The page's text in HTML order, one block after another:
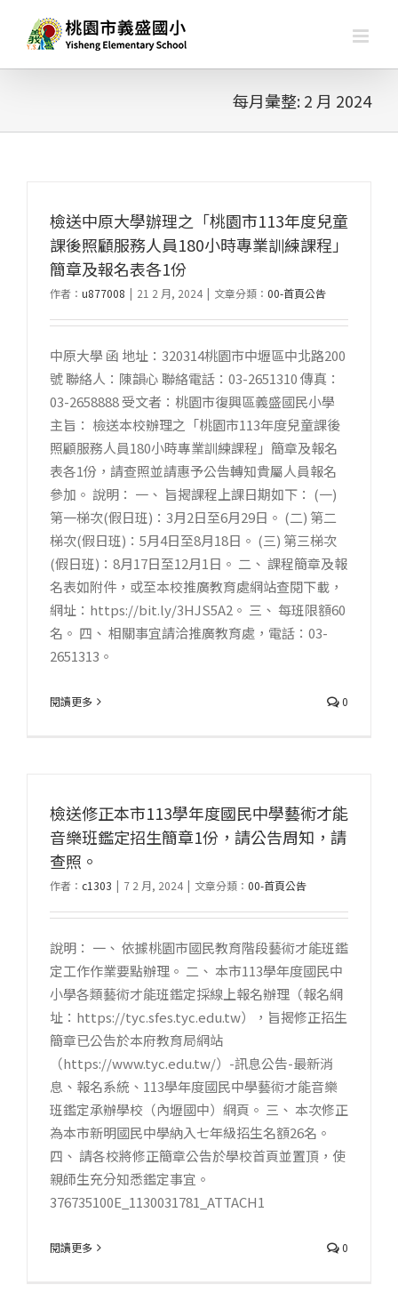
每月彙整:2 月 2024
檢送中原大學辦理之「桃園市113年度兒童
課後照顧服務人員180小時專業訓練課程」
簡章及報名表各1份
作者： u877008 | 21 2 月, 2024 | 文章分類： 00-首頁公告
中原大學 函 地址：320314桃園市中壢區中北路200
號 聯絡人：陳韻心 聯絡電話：03-2651310 傳真：
03-2658888 受文者：桃園市復興區義盛國民小學
主旨： 檢送本校辦理之「桃園市113年度兒童課後
照顧服務人員180小時專業訓練課程」簡章及報名
表各1份，請查照並請惠予公告轉知貴屬人員報名
參加。 說明： 一、 旨揭課程上課日期如下： (一)
第一梯次(假日班)：3月2日至6月29日。 (二) 第二
梯次(假日班)：5月4日至8月18日。 (三) 第三梯次
(假日班)：8月17日至12月1日。 二、 課程簡章及報
名表如附件，或至本校推廣教育處網站查閱下載，
網址：https://bit.ly/3HJS5A2。 三、 每班限額60
名。 四、 相關事宜請洽推廣教育處，電話：03-
2651313。
閱讀更多 0
檢送修正本市113學年度國民中學藝術才能
音樂班鑑定招生簡章1份，請公告周知，請
查照。
作者： c1303 | 7 2 月, 2024 | 文章分類： 00-首頁公告
說明： 一、 依據桃園市國民教育階段藝術才能班鑑
定工作作業要點辦理。 二、 本市113學年度國民中
小學各類藝術才能班鑑定採線上報名辦理（報名網
址：https://tyc.sfes.tyc.edu.tw），旨揭修正招生
簡章已公告於本府教育局網站
（https://www.tyc.edu.tw/）-訊息公告-最新消
息、報名系統、113學年度國民中學藝術才能音樂
班鑑定承辦學校（內壢國中）網頁。 三、 本次修正
為本市新明國民中學納入七年級招生名額26名。
四、 請各校將修正簡章公告於學校首頁並置頂，使
親師生充分知悉鑑定事宜。
376735100E_1130031781_ATTACH1
閱讀更多 0